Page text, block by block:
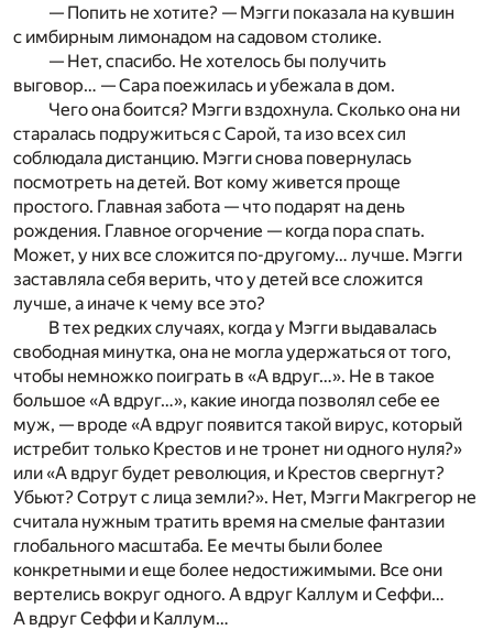
— Попить не хотите? — Мэгги показала на кувшин
с имбирным лимонадом на садовом столике.
— Нет, спасибо. Не хотелось бы получить
выговор… — Сара поежилась и убежала в дом.
Чего она боится? Мэгги вздохнула. Сколько она ни
старалась подружиться с Сарой, та изо всех сил
соблюдала дистанцию. Мэгги снова повернулась
посмотреть на детей. Вот кому живется проще
простого. Главная забота — что подарят на день
рождения. Главное огорчение — когда пора спать.
Может, у них все сложится по-другому… лучше. Мэгги
заставляла себя верить, что у детей все сложится
лучше, а иначе к чему все это?
В тех редких случаях, когда у Мэгги выдавалась
свободная минутка, она не могла удержаться от того,
чтобы немножко поиграть в «А вдруг…». Не в такое
большое «А вдруг…», какие иногда позволял себе ее
муж, — вроде «А вдруг появится такой вирус, который
истребит только Крестов и не тронет ни одного нуля?»
или «А вдруг будет революция, и Крестов свергнут?
Убьют? Сотрут с лица земли?». Нет, Мэгги Макгрегор не
считала нужным тратить время на смелые фантазии
глобального масштаба. Ее мечты были более
конкретными и еще более недостижимыми. Все они
вертелись вокруг одного. А вдруг Каллум и Сеффи…
А вдруг Сеффи и Каллум…